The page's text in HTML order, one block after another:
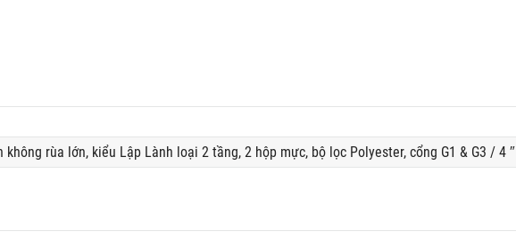
không rùa lớn, kiểu Lập Lành loại 2 tầng, 2 hộp mực, bộ lọc Polyester, cổng G1 & G3 / 4 ″